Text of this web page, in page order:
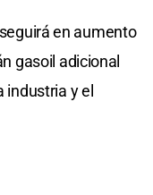
en aumento
gasoil adicional
industria y el